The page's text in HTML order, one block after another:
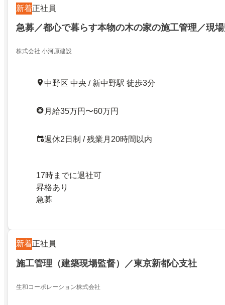
新着正社員
急募／都心で暮らす本物の木の家の施工管理／現
株式会社 小河原建設
中野区 中央 / 新中野駅 徒歩3分
月給35万円〜60万円
週休2日制 / 残業月20時間以内
17時までに退社可
昇格あり
急募
新着正社員
施工管理（建築現場監督）／東京新都心支社
生和コーポレーション株式会社